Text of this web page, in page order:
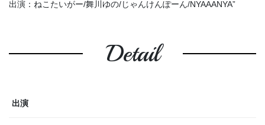
出演：ねこたいがー/舞川ゆの/じゃんけんぽーん/NYAAANYA”
Detail
出演